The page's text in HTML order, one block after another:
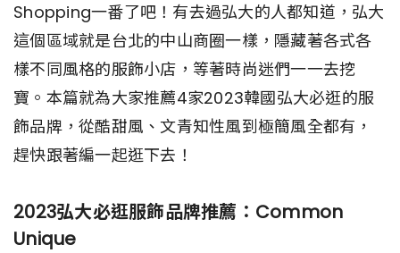
Shopping一番了吧！有去過弘大的人都知道，弘大
這個區域就是台北的中山商圈一樣，隱藏著各式各
樣不同風格的服飾小店，等著時尚迷們一一去挖
寶。本篇就為大家推薦4家2023韓國弘大必逛的服
飾品牌，從酷甜風、文青知性風到極簡風全都有，
趕快跟著編一起逛下去！
2023弘大必逛服飾品牌推薦：Common
Unique